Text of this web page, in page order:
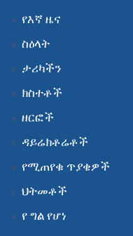
የእኛ ዜና
ስዕላት
ታሪካችን
ክስተቶች
ዘርፎች
ዳይሬክቶሬቶች
የሚጠየቁ ጥያቄዎች
ህትመቶች
የ ግል የሆነ